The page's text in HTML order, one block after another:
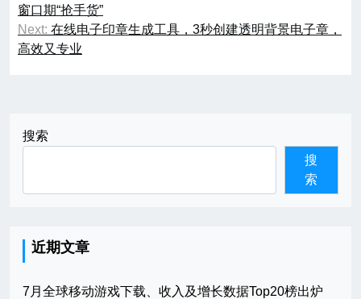
章
导
窗口期“抢手货”
Next: 在线电子印章生成工具，3秒创建透明背景电子章，
高效又专业
搜索
搜
索
近期文章
7月全球移动游戏下载、收入及增长数据Top20榜出炉